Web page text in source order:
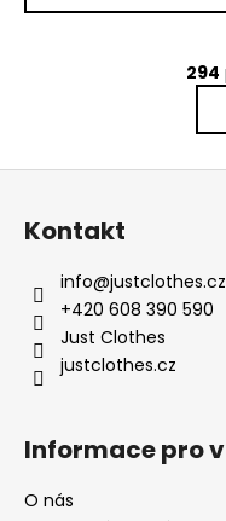
294
Kontakt
info@justclothes.cz
+420 608 390 590
Just Clothes
justclothes.cz
Informace pro
O nás